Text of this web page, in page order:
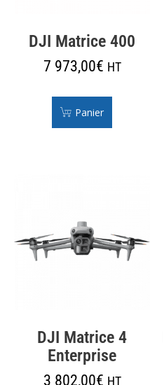
DJI Matrice 400
7 973,00€ HT
Panier
DJI Matrice 4
Enterprise
3 802,00€ HT